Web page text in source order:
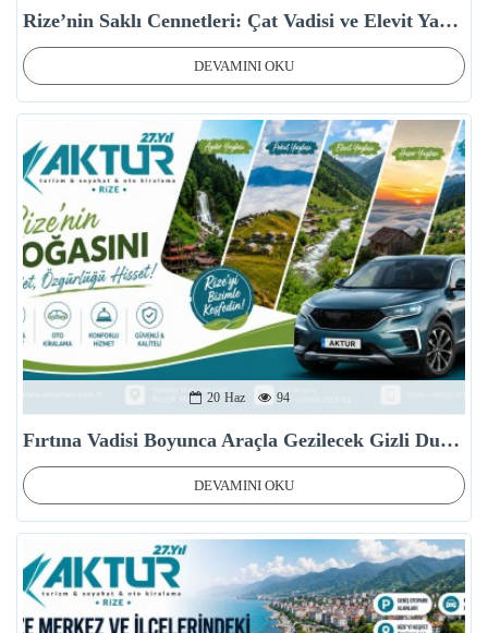
Rize’nin Saklı Cennetleri: Çat Vadisi ve Elevit Yaylası Ulaşım Rehberi
DEVAMINI OKU
20 Haz 94
Fırtına Vadisi Boyunca Araçla Gezilecek Gizli Duraklar
DEVAMINI OKU